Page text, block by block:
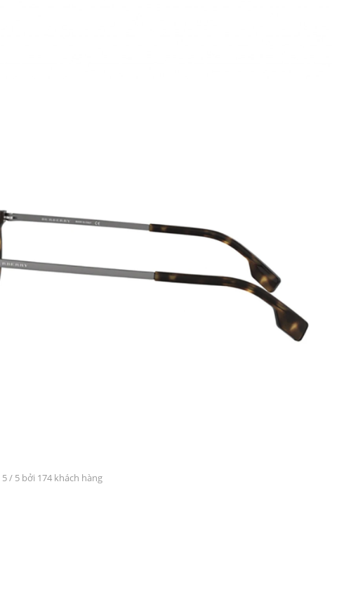
5/ 5 bởi 174 khách hàng
ĐỐI TÁC CHÍNH THỨC
BAN TẠI VIỆT NAM